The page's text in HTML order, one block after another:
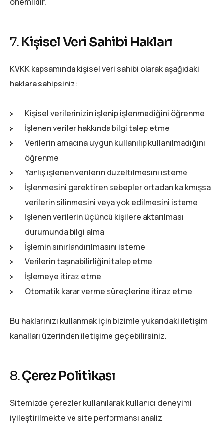
7.Kişisel Veri Sahibi Hakları
KVKK kapsamında kişisel veri sahibi olarak aşağıdaki
haklara sahipsiniz:
Kişisel verilerinizin işlenip işlenmediğini öğrenme
İşlenen veriler hakkında bilgi talep etme
Verilerin amacına uygun kullanılıp kullanılmadığını
öğrenme
Yanlış işlenen verilerin düzeltilmesini isteme
İşlenmesini gerektiren sebepler ortadan kalkmışsa
verilerin silinmesini veya yok edilmesini isteme
İşlenen verilerin üçüncü kişilere aktarılması
durumunda bilgi alma
İşlemin sınırlandırılmasını isteme
Verilerin taşınabilirliğini talep etme
İşlemeye itiraz etme
Otomatik karar verme süreçlerine itiraz etme
Bu haklarınızı kullanmak için bizimle yukarıdaki iletişim
kanalları üzerinden iletişime geçebilirsiniz.
8.Çerez Politikası
Sitemizde çerezler kullanılarak kullanıcı deneyimi
iyileştirilmekte ve site performansı analiz